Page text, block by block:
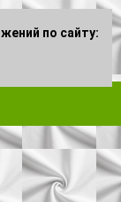
по сайту: